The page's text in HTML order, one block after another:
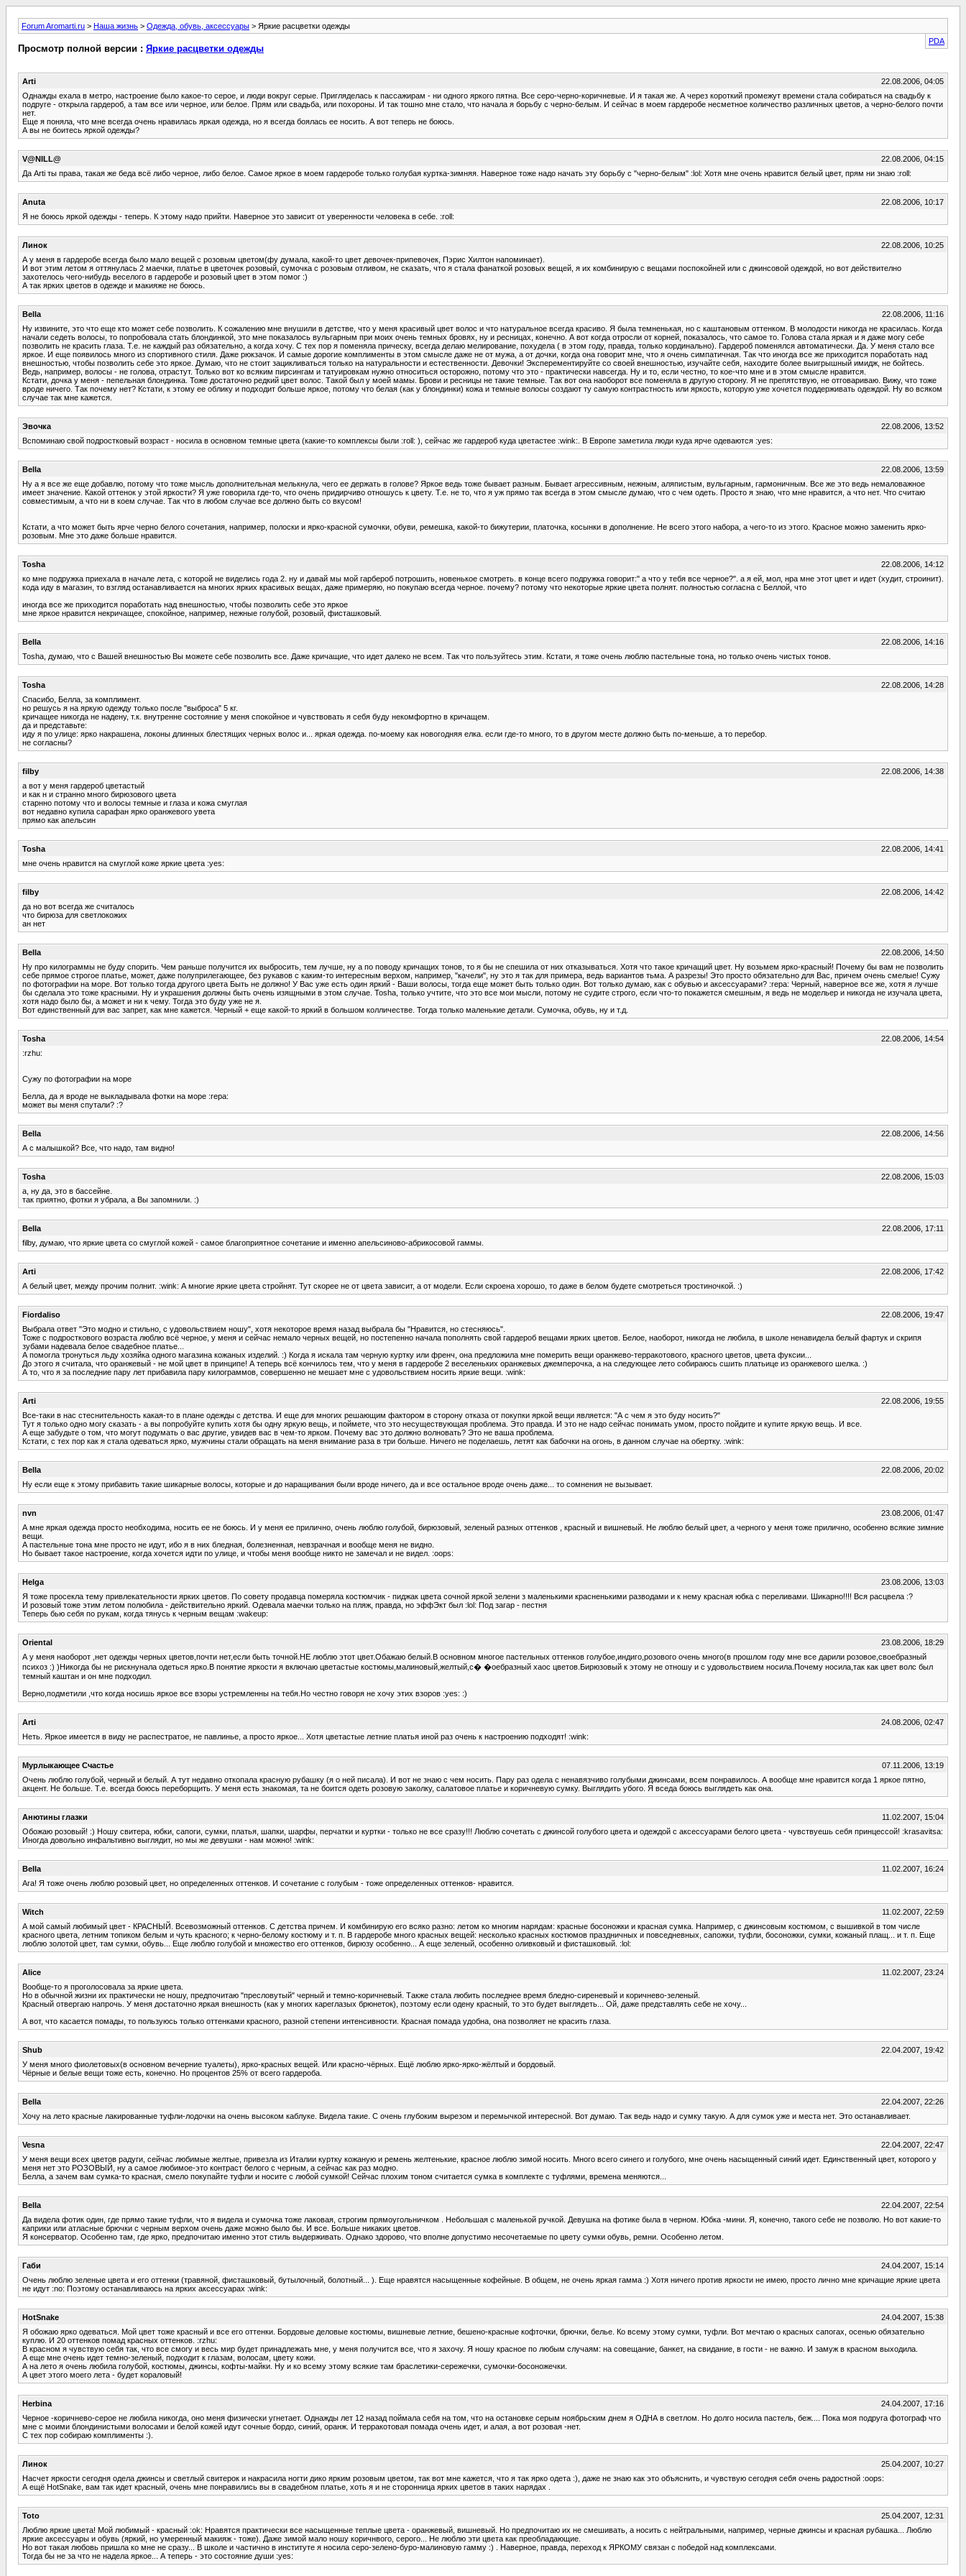
Forum Aromarti.ru > Наша жизнь > Одежда, обувь, аксессуары > Яркие расцветки одежды
PDA
Просмотр полной версии : Яркие расцветки одежды
Arti
22.08.2006, 04:05
Однажды ехала в метро, настроение было какое-то серое, и люди вокруг серые. Пригляделась к пассажирам - ни одного яркого пятна. Все серо-черно-коричневые. И я такая же. А через короткий промежут времени стала собираться на свадьбу к
подруге - открыла гардероб, а там все или черное, или белое. Прям или свадьба, или похороны. И так тошно мне стало, что начала я борьбу с черно-белым. И сейчас в моем гардеробе несметное количество различных цветов, а черно-белого почти
нет.
Еще я поняла, что мне всегда очень нравилась яркая одежда, но я всегда боялась ее носить. А вот теперь не боюсь.
А вы не боитесь яркой одежды?
V@NILL@
22.08.2006, 04:15
Да Arti ты права, такая же беда всё либо черное, либо белое. Самое яркое в моем гардеробе только голубая куртка-зимняя. Наверное тоже надо начать эту борьбу с "черно-белым" :lol: Хотя мне очень нравится белый цвет, прям ни знаю :roll:
Anuta
22.08.2006, 10:17
Я не боюсь яркой одежды - теперь. К этому надо прийти. Наверное это зависит от уверенности человека в себе. :roll:
Линок
22.08.2006, 10:25
А у меня в гардеробе всегда было мало вещей с розовым цветом(фу думала, какой-то цвет девочек-припевочек, Пэрис Хилтон напоминает).
И вот этим летом я оттянулась 2 маечки, платье в цветочек розовый, сумочка с розовым отливом, не сказать, что я стала фанаткой розовых вещей, я их комбинирую с вещами поспокойней или с джинсовой одеждой, но вот действително
захотелось чего-нибудь веселого в гардеробе и розовый цвет в этом помог :)
А так ярких цветов в одежде и макияже не боюсь.
Bella
22.08.2006, 11:16
Ну извините, это что еще кто может себе позволить. К сожалению мне внушили в детстве, что у меня красивый цвет волос и что натуральное всегда красиво. Я была темненькая, но с каштановым оттенком. В молодости никогда не красилась. Когда
начали седеть волосы, то попробовала стать блондинкой, это мне показалось вульгарным при моих очень темных бровях, ну и ресницах, конечно. А вот когда отросли от корней, показалось, что самое то. Голова стала яркая и я даже могу себе
позволить не красить глаза. Т.е. не каждый раз обязательно, а когда хочу. С тех пор я поменяла прическу, всегда делаю мелирование, похудела ( в этом году, правда, только кординально). Гардероб поменялся автоматически. Да. У меня стало все
яркое. И еще появилось много из спортивного стиля. Даже рюкзачок. И самые дорогие комплименты в этом смысле даже не от мужа, а от дочки, когда она говорит мне, что я очень симпатичная. Так что иногда все же приходится поработать над
внешностью, чтобы позволить себе это яркое. Думаю, что не стоит зацикливаться только на натуральности и естественности. Девочки! Эксперементируйте со своей внешностью, изучайте себя, находите более выигрышный имидж, не бойтесь.
Ведь, например, волосы - не голова, отрастут. Только вот ко всяким пирсингам и татуировкам нужно относиться осторожно, потому что это - практически навсегда. Ну и то, если честно, то кое-что мне и в этом смысле нравится.
Кстати, дочка у меня - пепельная блондинка. Тоже достаточно редкий цвет волос. Такой был у моей мамы. Брови и ресницы не такие темные. Так вот она наоборот все поменяла в другую сторону. Я не препятствую, не отговариваю. Вижу, что тоже
вроде ничего. Так почему нет? Кстати, к этому ее облику и подходит больше яркое, потому что белая (как у блондинки) кожа и темные волосы создают ту самую контрастность или яркость, которую уже хочется поддерживать одеждой. Ну во всяком
случае так мне кажется.
Эвочка
22.08.2006, 13:52
Вспоминаю свой подростковый возраст - носила в основном темные цвета (какие-то комплексы были :roll: ), сейчас же гардероб куда цветастее :wink:. В Европе заметила люди куда ярче одеваются :yes:
Bella
22.08.2006, 13:59
Ну а я все же еще добавлю, потому что тоже мысль дополнительная мелькнула, чего ее держать в голове? Яркое ведь тоже бывает разным. Бывает агрессивным, нежным, аляпистым, вульгарным, гармоничным. Все же это ведь немаловажное
имеет значение. Какой оттенок у этой яркости? Я уже говорила где-то, что очень придирчиво отношусь к цвету. Т.е. не то, что я уж прямо так всегда в этом смысле думаю, что с чем одеть. Просто я знаю, что мне нравится, а что нет. Что считаю
совместимым, а что ни в коем случае. Так что в любом случае все должно быть со вкусом!
Кстати, а что может быть ярче черно белого сочетания, например, полоски и ярко-красной сумочки, обуви, ремешка, какой-то бижутерии, платочка, косынки в дополнение. Не всего этого набора, а чего-то из этого. Красное можно заменить ярко-
розовым. Мне это даже больше нравится.
Tosha
22.08.2006, 14:12
ко мне подружка приехала в начале лета, с которой не виделись года 2. ну и давай мы мой гарбероб потрошить, новенькое смотреть. в конце всего подружка говорит:" а что у тебя все черное?". а я ей, мол, нра мне этот цвет и идет (худит, строинит).
кода иду в магазин, то взгляд останавливается на многих ярких красивых вещах, даже примеряю, но покупаю всегда черное. почему? потому что некоторые яркие цвета полнят. полностью согласна с Беллой, что
иногда все же приходится поработать над внешностью, чтобы позволить себе это яркое
мне яркое нравится некричащее, спокойное, например, нежные голубой, розовый, фисташковый.
Bella
22.08.2006, 14:16
Tosha, думаю, что с Вашей внешностью Вы можете себе позволить все. Даже кричащие, что идет далеко не всем. Так что пользуйтесь этим. Кстати, я тоже очень люблю пастельные тона, но только очень чистых тонов.
Tosha
22.08.2006, 14:28
Спасибо, Белла, за комплимент.
но решусь я на яркую одежду только после "выброса" 5 кг.
кричащее никогда не надену, т.к. внутренне состояние у меня спокойное и чувствовать я себя буду некомфортно в кричащем.
да и представьте:
иду я по улице: ярко накрашена, локоны длинных блестящих черных волос и... яркая одежда. по-моему как новогодняя елка. если где-то много, то в другом месте должно быть по-меньше, а то перебор.
не согласны?
filby
22.08.2006, 14:38
а вот у меня гардероб цветастый
и как н и странно много бирюзового цвета
старнно потому что и волосы темные и глаза и кожа смуглая
вот недавно купила сарафан ярко оранжевого увета
прямо как апельсин
Tosha
22.08.2006, 14:41
мне очень нравится на смуглой коже яркие цвета :yes:
filby
22.08.2006, 14:42
да но вот всегда же считалось
что бирюза для светлокожих
ан нет
Bella
22.08.2006, 14:50
Ну про килограммы не буду спорить. Чем раньше получится их выбросить, тем лучше, ну а по поводу кричащих тонов, то я бы не спешила от них отказываться. Хотя что такое кричащий цвет. Ну возьмем ярко-красный! Почему бы вам не позволить
себе прямое строгое платье, может, даже полуприлегающее, без рукавов с каким-то интересным верхом, например, "качели", ну это я так для примера, ведь вариантов тьма. А разрезы! Это просто обязательно для Вас, причем очень смелые! Сужу
по фотографии на море. Вот только тогда другого цвета Быть не должно! У Вас уже есть один яркий - Ваши волосы, тогда еще может быть только один. Вот только думаю, как с обувью и аксессуарами? :repa: Черный, наверное все же, хотя я лучше
бы сделала это тоже красными. Ну и украшения должны быть очень изящными в этом случае. Tosha, только учтите, что это все мои мысли, потому не судите строго, если что-то покажется смешным, я ведь не модельер и никогда не изучала цвета,
хотя надо было бы, а может и ни к чему. Тогда это буду уже не я.
Вот единственный для вас запрет, как мне кажется. Черный + еще какой-то яркий в большом колличестве. Тогда только маленькие детали. Сумочка, обувь, ну и т.д.
Tosha
22.08.2006, 14:54
:rzhu:
Сужу по фотографии на море
Белла, да я вроде не выкладывала фотки на море :repa:
может вы меня спутали? :?
Bella
22.08.2006, 14:56
А с малышкой? Все, что надо, там видно!
Tosha
22.08.2006, 15:03
а, ну да, это в бассейне.
так приятно, фотки я убрала, а Вы запомнили. :)
Bella
22.08.2006, 17:11
filby, думаю, что яркие цвета со смуглой кожей - самое благоприятное сочетание и именно апельсиново-абрикосовой гаммы.
Arti
22.08.2006, 17:42
А белый цвет, между прочим полнит. :wink: А многие яркие цвета стройнят. Тут скорее не от цвета зависит, а от модели. Если скроена хорошо, то даже в белом будете смотреться тростиночкой. :)
Fiordaliso
22.08.2006, 19:47
Выбрала ответ "Это модно и стильно, с удовольствием ношу", хотя некоторое время назад выбрала бы "Нравится, но стесняюсь".
Тоже с подросткового возраста люблю всё черное, у меня и сейчас немало черных вещей, но постепенно начала пополнять свой гардероб вещами ярких цветов. Белое, наоборот, никогда не любила, в школе ненавидела белый фартук и скрипя
зубами надевала белое свадебное платье...
А помогла тронуться льду хозяйка одного магазина кожаных изделий. :) Когда я искала там черную куртку или френч, она предложила мне померить вещи оранжево-терракотового, красного цветов, цвета фуксии...
До этого я считала, что оранжевый - не мой цвет в принципе! А теперь всё кончилось тем, что у меня в гардеробе 2 веселеньких оранжевых джемперочка, а на следующее лето собираюсь сшить платьице из оранжевого шелка. :)
А то, что я за последние пару лет прибавила пару килограммов, совершенно не мешает мне с удовольствием носить яркие вещи. :wink:
Arti
22.08.2006, 19:55
Все-таки в нас стеснительность какая-то в плане одежды с детства. И еще для многих решающим фактором в сторону отказа от покупки яркой вещи является: "А с чем я это буду носить?"
Тут я только одно могу сказать - а вы попробуйте купить хотя бы одну яркую вещь, и поймете, что это несуществующая проблема. Это правда. И это не надо сейчас понимать умом, просто пойдите и купите яркую вещь. И все.
А еще забудьте о том, что могут подумать о вас другие, увидев вас в чем-то ярком. Почему вас это должно волновать? Это не ваша проблема.
Кстати, с тех пор как я стала одеваться ярко, мужчины стали обращать на меня внимание раза в три больше. Ничего не поделаешь, летят как бабочки на огонь, в данном случае на обертку. :wink:
Bella
22.08.2006, 20:02
Ну если еще к этому прибавить такие шикарные волосы, которые и до наращивания были вроде ничего, да и все остальное вроде очень даже... то сомнения не вызывает.
nvn
23.08.2006, 01:47
А мне яркая одежда просто необходима, носить ее не боюсь. И у меня ее прилично, очень люблю голубой, бирюзовый, зеленый разных оттенков , красный и вишневый. Не люблю белый цвет, а черного у меня тоже прилично, особенно всякие зимние
вещи.
А пастельные тона мне просто не идут, ибо я в них бледная, болезненная, невзрачная и вообще меня не видно.
Но бывает такое настроение, когда хочется идти по улице, и чтобы меня вообще никто не замечал и не видел. :oops:
Helga
23.08.2006, 13:03
Я тоже просекла тему привлекательности ярких цветов. По совету продавца померяла костюмчик - пиджак цвета сочной яркой зелени з маленькими красненькими разводами и к нему красная юбка с переливами. Шикарно!!!! Вся расцвела :?
И розовый тоже этим летом полюбила - действительно яркий. Одевала маечки только на пляж, правда, но эффЭкт был :lol: Под загар - пестня
Теперь бью себя по рукам, когда тянусь к черным вещам :wakeup:
Oriental
23.08.2006, 18:29
А у меня наоборот ,нет одежды черных цветов,почти нет,если быть точной.НЕ люблю этот цвет.Обажаю белый.В основном многое пастельных оттенков голубое,индиго,розового очень много(в прошлом году мне все дарили розовое,своебразный
психоз :) )Никогда бы не рискнунала одеться ярко.В понятие яркости я включаю цветастые костюмы,малиновый,желтый,с� �оебразный хаос цветов.Бирюзовый к этому не отношу и с удовольствием носила.Почему носила,так как цвет волс был
темный каштан и он мне подходил.
Верно,подметили ,что когда носишь яркое все взоры устремленны на тебя.Но честно говоря не хочу этих взоров :yes: :)
Arti
24.08.2006, 02:47
Неть. Яркое имеется в виду не распестратое, не павлинье, а просто яркое... Хотя цветастые летние платья иной раз очень к настроению подходят! :wink:
Мурлыкающее Счастье
07.11.2006, 13:19
Очень люблю голубой, черный и белый. А тут недавно откопала красную рубашку (я о ней писала). И вот не знаю с чем носить. Пару раз одела с ненавязчиво голубыми джинсами, всем понравилось. А вообще мне нравится когда 1 яркое пятно,
акцент. Не больше. Т.е. всегда боюсь переборщить. У меня есть знакомая, та не боится одеть розовую заколку, салатовое платье и коричневую сумку. Выглядить убого. Я вседа боюсь выглядеть как она.
Анютины глазки
11.02.2007, 15:04
Обожаю розовый! :) Ношу свитера, юбки, сапоги, сумки, платья, шапки, шарфы, перчатки и куртки - только не все сразу!!! Люблю сочетать с джинсой голубого цвета и одеждой с аксессуарами белого цвета - чувствуешь себя принцессой! :krasavitsa:
Иногда довольно инфальтивно выглядит, но мы же девушки - нам можно! :wink:
Bella
11.02.2007, 16:24
Ага! Я тоже очень люблю розовый цвет, но определенных оттенков. И сочетание с голубым - тоже определенных оттенков- нравится.
Witch
11.02.2007, 22:59
А мой самый любимый цвет - КРАСНЫЙ. Всевозможный оттенков. С детства причем. И комбинирую его всяко разно: летом ко многим нарядам: красные босоножки и красная сумка. Например, с джинсовым костюмом, с вышивкой в том числе
красного цвета, летним топиком белым и чуть красного; к черно-белому костюму и т. п. В гардеробе много красных вещей: несколько красных костюмов праздничных и повседневных, сапожки, туфли, босоножки, сумки, кожаный плащ... и т. п. Еще
люблю золотой цвет, там сумки, обувь... Еще люблю голубой и множество его оттенков, бирюзу особенно... А еще зеленый, особенно оливковый и фисташковый. :lol:
Alice
11.02.2007, 23:24
Вообще-то я проголосовала за яркие цвета.
Но в обычной жизни их практически не ношу, предпочитаю "пресловутый" черный и темно-коричневый. Также стала любить последнее время бледно-сиреневый и коричнево-зеленый.
Красный отвергаю напрочь. У меня достаточно яркая внешность (как у многих кареглазых брюнеток), поэтому если одену красный, то это будет выглядеть... Ой, даже представлять себе не хочу...
А вот, что касается помады, то пользуюсь только оттенками красного, разной степени интенсивности. Красная помада удобна, она позволяет не красить глаза.
Shub
22.04.2007, 19:42
У меня много фиолетовых(в основном вечерние туалеты), ярко-красных вещей. Или красно-чёрных. Ещё люблю ярко-ярко-жёлтый и бордовый.
Чёрные и белые вещи тоже есть, конечно. Но процентов 25% от всего гардероба.
Bella
22.04.2007, 22:26
Хочу на лето красные лакированные туфли-лодочки на очень высоком каблуке. Видела такие. С очень глубоким вырезом и перемычкой интересной. Вот думаю. Так ведь надо и сумку такую. А для сумок уже и места нет. Это останавливает.
Vesna
22.04.2007, 22:47
У меня вещи всех цветов радуги, сейчас любимые желтые, привезла из Италии куртку кожаную и ремень желтенькие, красное люблю зимой носить. Много всего синего и голубого, мне очень насыщенный синий идет. Единственный цвет, которого у
меня нет это РОЗОВЫЙ, ну а самое любимое-это контраст белого с черным, а сейчас как раз модно.
Белла, а зачем вам сумка-то красная, смело покупайте туфли и носите с любой сумкой! Сейчас плохим тоном считается сумка в комплекте с туфлями, времена меняются...
Bella
22.04.2007, 22:54
Да видела фотик один, где прямо такие туфли, что я видела и сумочка тоже лаковая, строгим прямоугольничком . Небольшая с маленькой ручкой. Девушка на фотике была в черном. Юбка -мини. Я, конечно, такого себе не позволю. Но вот какие-то
каприки или атласные брючки с черным верхом очень даже можно было бы. И все. Больше никаких цветов.
Я консерватор. Особенно там, где ярко, предпочитаю именно этот стиль выдерживать. Однако здорово, что вполне допустимо несочетаемые по цвету сумки обувь, ремни. Особенно летом.
Габи
24.04.2007, 15:14
Очень люблю зеленые цвета и его оттенки (травяной, фисташковый, бутылочный, болотный... ). Еще нравятся насыщенные кофейные. В общем, не очень яркая гамма :) Хотя ничего против яркости не имею, просто лично мне кричащие яркие цвета
не идут :no: Поэтому останавливаюсь на ярких аксессуарах :wink:
HotSnake
24.04.2007, 15:38
Я обожаю ярко одеваться. Мой цвет тоже красный и все его оттенки. Бордовые деловые костюмы, вишневые летние, бешено-красные кофточки, брючки, белье. Ко всему этому сумки, туфли. Вот мечтаю о красных сапогах, осенью обязательно
куплю. И 20 оттенков помад красных оттенков. :rzhu:
В красном я чувствую себя так, что все смогу и весь мир будет принадлежать мне, у меня получится все, что я захочу. Я ношу красное по любым случаям: на совещание, банкет, на свидание, в гости - не важно. И замуж в красном выходила.
А еще мне очень идет темно-зеленый, подходит к глазам, волосам, цвету кожи.
А на лето я очень любила голубой, костюмы, джинсы, кофты-майки. Ну и ко всему этому всякие там браслетики-сережечки, сумочки-босоножечки.
А цвет этого моего лета - будет кораловый!
Herbina
24.04.2007, 17:16
Черное -коричнево-серое не любила никогда, оно меня физически угнетает. Однажды лет 12 назад поймала себя на том, что на остановке серым ноябрьским днем я ОДНА в светлом. Но долго носила пастель, беж.... Пока моя подруга фотограф что
мне с моими блондинистыми волосами и белой кожей идут сочные бордо, синий, оранж. И терракотовая помада очень идет, и алая, а вот розовая -нет.
С тех пор собираю комплименты :).
Линок
25.04.2007, 10:27
Насчет яркости сегодня одела джинсы и светлый свитерок и накрасила ногти дико ярким розовым цветом, так вот мне кажется, что я так ярко одета :), даже не знаю как это объяснить, и чувствую сегодня себя очень радостной :oops:
А ещё HotSnake, вам так идет красный, очень мне понравились вы в свадебном платье, хоть я и не сторонница ярких цветов в таких нарядах .
Toto
25.04.2007, 12:31
Люблю яркие цвета! Мой любимый - красный :ok: Нравятся практически все насыщенные теплые цвета - оранжевый, вишневый. Но предпочитаю их не смешивать, а носить с нейтральными, например, черные джинсы и красная рубашка... Люблю
яркие аксессуары и обувь (яркий, но умеренный макияж - тоже). Даже зимой мало ношу коричнвого, серого... Не люблю эти цвета как преобладающие.
Но вот такая любовь пришла ко мне не сразу... В школе и частично в институте я носила серо-зелено-буро-малиновую гамму :) . Наверное, правда, переход к ЯРКОМУ связан с победой над комплексами.
Тогда бы не за что не надела яркое... А теперь - это состояние души :yes: